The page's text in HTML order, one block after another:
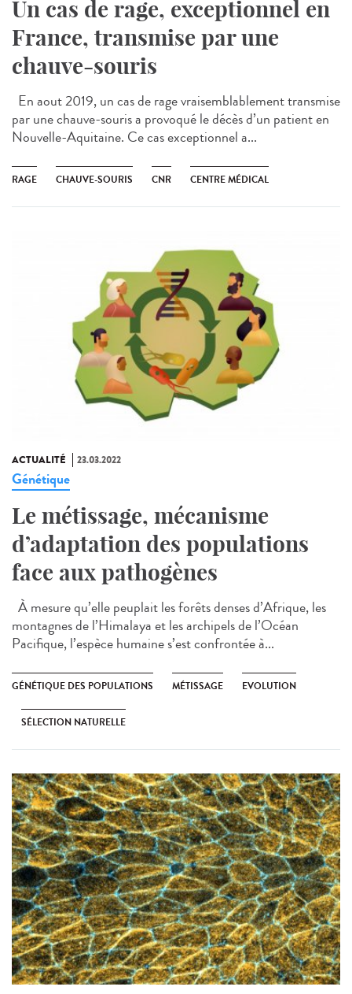
Un cas de rage, exceptionnel en
France, transmise par une
chauve-souris
En aout 2019, un cas de rage vraisemblablement transmise
par une chauve-souris a provoqué le décès d’un patient en
Nouvelle-Aquitaine. Ce cas exceptionnel a...
RAGE CHAUVE-SOURIS CNR CENTRE MÉDICAL
ACTUALITÉ 23.03.2022
Génétique
Le métissage, mécanisme
d’adaptation des populations
face aux pathogènes
À mesure qu’elle peuplait les forêts denses d’Afrique, les
montagnes de l’Himalaya et les archipels de l’Océan
Pacifique, l’espèce humaine s’est confrontée à...
GÉNÉTIQUE DES POPULATIONS MÉTISSAGE EVOLUTION
SÉLECTION NATURELLE